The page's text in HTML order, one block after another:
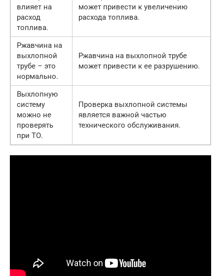
влияет на
расход
топлива.
может привести к увеличению
расхода топлива.
Ржавчина на
выхлопной
трубе – это
нормально.
Ржавчина на выхлопной трубе
может привести к ее разрушению.
Выхлопную
систему
можно не
проверять
при ТО.
Проверка выхлопной системы
является важной частью
технического обслуживания.